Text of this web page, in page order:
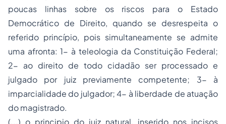
poucas linhas sobre os riscos para o Estado
Democrático de Direito, quando se desrespeita o
referido princípio, pois simultaneamente se admite
uma afronta: 1- à teleologia da Constituição Federal;
2- ao direito de todo cidadão ser processado e
julgado por juiz previamente competente; 3- à
imparcialidade do julgador; 4- à liberdade de atuação
do magistrado.